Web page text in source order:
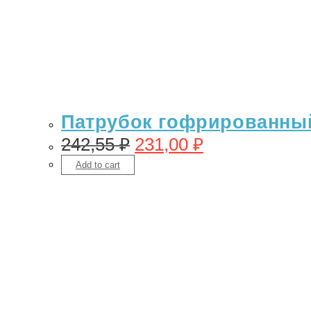
Патрубок
242,55₽ 231,00 ₽
Add to cart